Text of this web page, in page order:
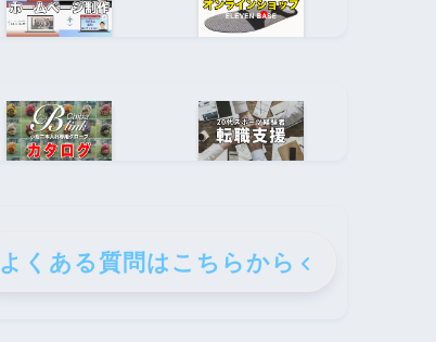
よくある質問はこちらから